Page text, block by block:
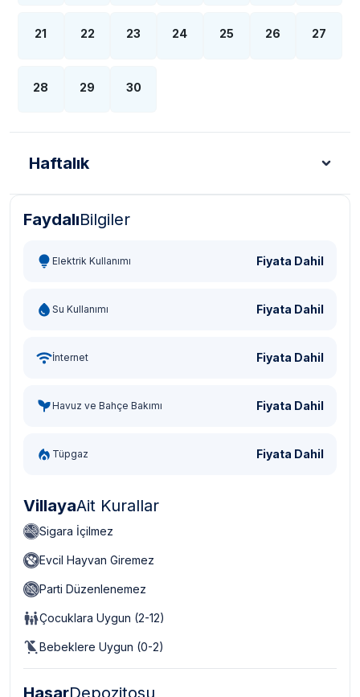
21 22 23 24 25 26 27
28 29 30
Haftalık
Türk Lirası - TL
FaydalıBilgiler
Elektrik Kullanımı Fiyata Dahil
Su Kullanımı Fiyata Dahil
İnternet Fiyata Dahil
Havuz ve Bahçe Bakımı Fiyata Dahil
Tüpgaz Fiyata Dahil
VillayaAit Kurallar
Sigara İçilmez
Evcil Hayvan Giremez
Parti Düzenlenemez
Çocuklara Uygun (2-12)
Bebeklere Uygun (0-2)